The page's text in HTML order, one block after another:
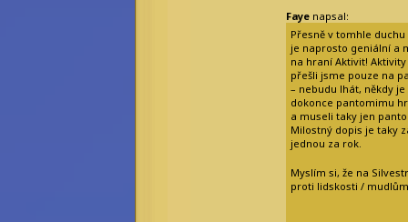
Faye napsal:
Přesně v tomhle
je naprosto geniální a
na hraní Aktivit!
přešli jsme pouze na
– nebudu lhát, někdy
dokonce pantomimu
a museli taky jen
Milostný dopis je taky
jednou za rok.
Myslím si, že na
proti lidskosti /